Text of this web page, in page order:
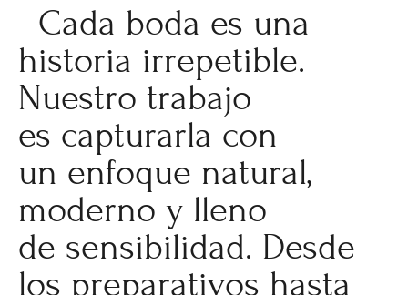
Cada boda es una
historia irrepetible.
Nuestro trabajo
es capturarla con
un enfoque natural,
moderno y lleno
de sensibilidad. Desde
los preparativos hasta